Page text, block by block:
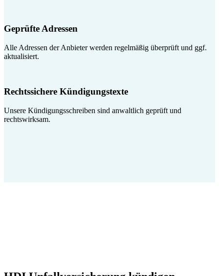
Geprüfte Adressen
Alle Adressen der Anbieter werden regelmäßig überprüft und ggf.
aktualisiert.
Rechtssichere Kündigungstexte
Unsere Kündigungsschreiben sind anwaltlich geprüft und
rechtswirksam.